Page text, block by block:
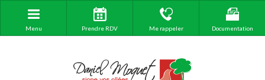
Menu Prendre RDV Me rappeler Documentation